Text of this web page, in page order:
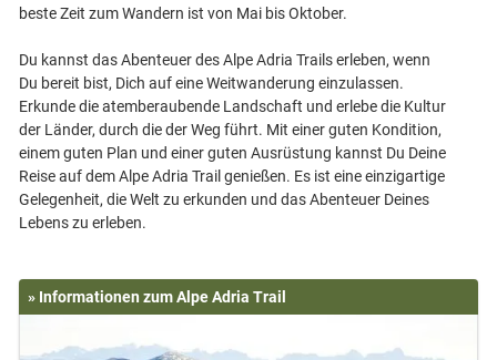
beste Zeit zum Wandern ist von Mai bis Oktober.
Du kannst das Abenteuer des Alpe Adria Trails erleben, wenn
Du bereit bist, Dich auf eine Weitwanderung einzulassen.
Erkunde die atemberaubende Landschaft und erlebe die Kultur
der Länder, durch die der Weg führt. Mit einer guten Kondition,
einem guten Plan und einer guten Ausrüstung kannst Du Deine
Reise auf dem Alpe Adria Trail genießen. Es ist eine einzigartige
Gelegenheit, die Welt zu erkunden und das Abenteuer Deines
» Informationen zum Alpe Adria Trail